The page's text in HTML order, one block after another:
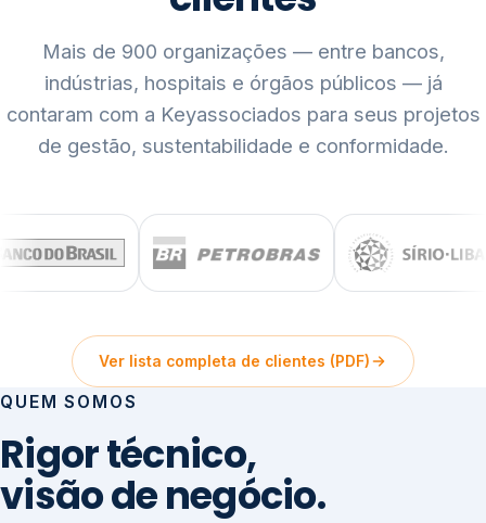
Mais de 900 organizações — entre bancos,
indústrias, hospitais e órgãos públicos — já
contaram com a Keyassociados para seus projetos
de gestão, sustentabilidade e conformidade.
Ver lista completa de clientes (PDF)
QUEM SOMOS
Rigor técnico,
visão de negócio.